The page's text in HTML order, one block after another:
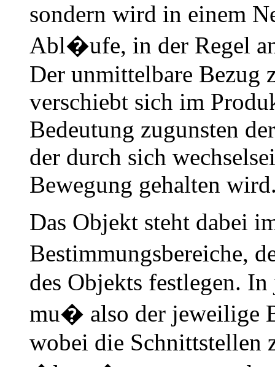
sondern wird in einem
Abl�ufe, in der Regel
Der unmittelbare Bezug
verschiebt sich im
Bedeutung zugunsten
der durch sich
Bewegung gehalten
Das Objekt steht dabei
Bestimmungsbereiche,
des Objekts festlegen.
mu� also der jeweilige
wobei die Schnittstellen